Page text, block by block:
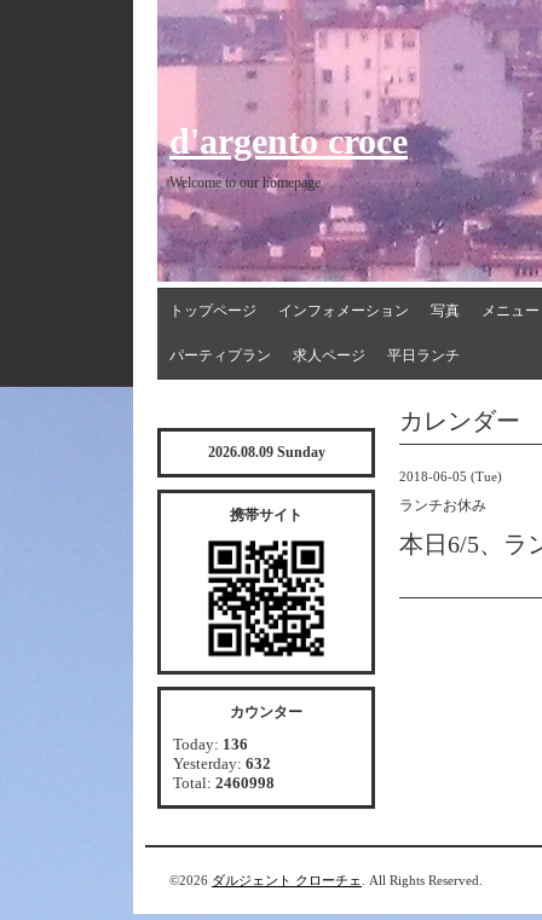
d'argento croce
Welcome to our homepage
トップページ インフォメーション 写真 メニュー
パーティプラン 求人ページ 平日ランチ
カレンダー
2018-06-05 (Tue)
ランチお休み
本日6/5、ラ
2026.08.09 Sunday
携帯サイト
カウンター
Today: 136
Yesterday: 632
Total: 2460998
©2026 ダルジェント クローチェ . All Rights Reserved.